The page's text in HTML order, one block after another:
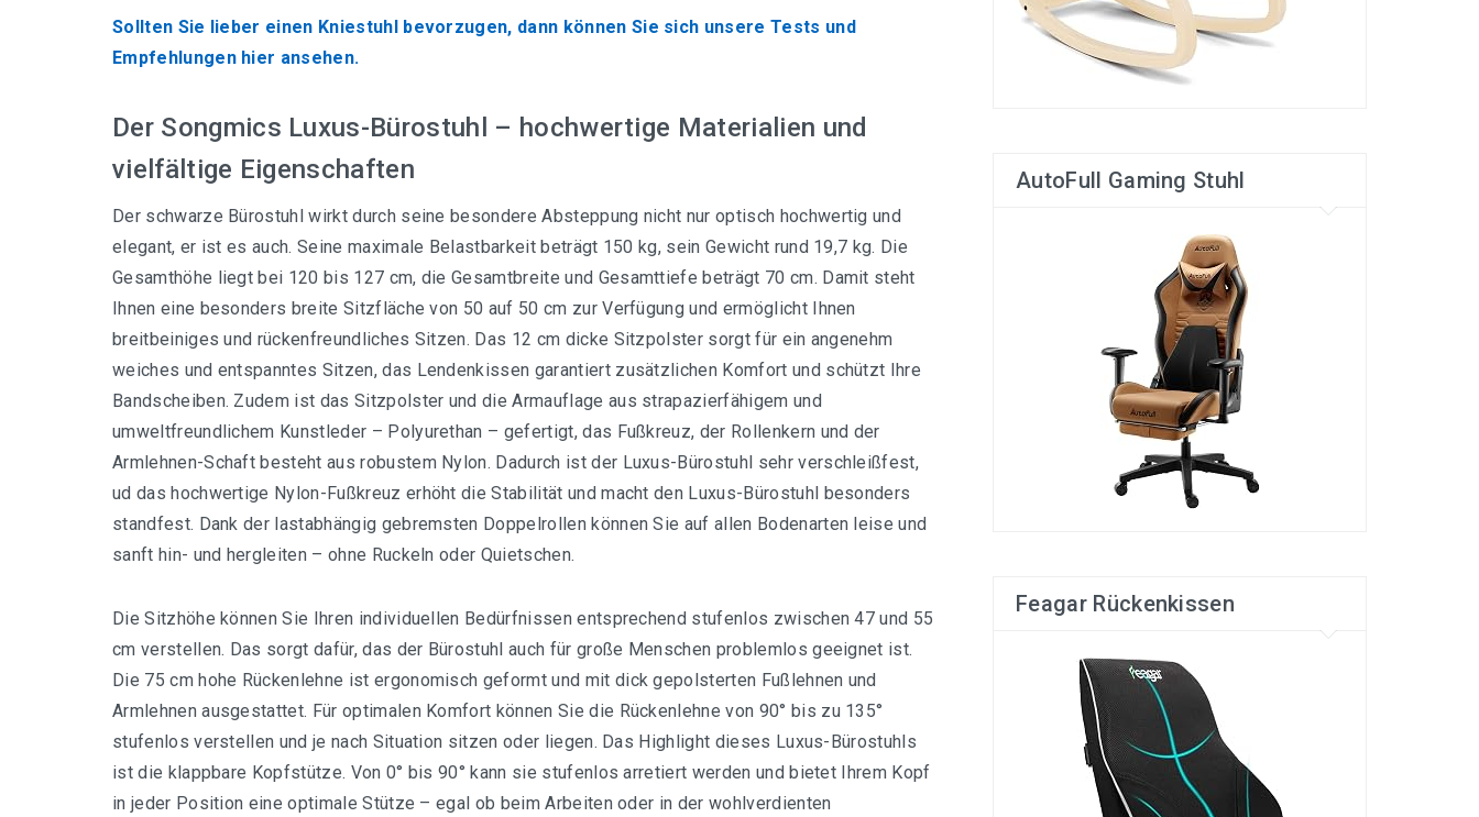
Sollten Sie lieber einen Kniestuhl bevorzugen, dann können Sie sich unsere Tests und
Empfehlungen hier ansehen.
Der Songmics Luxus-Bürostuhl – hochwertige Materialien und
vielfältige Eigenschaften
Der schwarze Bürostuhl wirkt durch seine besondere Absteppung nicht nur optisch hochwertig und
elegant, er ist es auch. Seine maximale Belastbarkeit beträgt 150 kg, sein Gewicht rund 19,7 kg. Die
Gesamthöhe liegt bei 120 bis 127 cm, die Gesamtbreite und Gesamttiefe beträgt 70 cm. Damit steht
Ihnen eine besonders breite Sitzfläche von 50 auf 50 cm zur Verfügung und ermöglicht Ihnen
breitbeiniges und rückenfreundliches Sitzen. Das 12 cm dicke Sitzpolster sorgt für ein angenehm
weiches und entspanntes Sitzen, das Lendenkissen garantiert zusätzlichen Komfort und schützt Ihre
Bandscheiben. Zudem ist das Sitzpolster und die Armauflage aus strapazierfähigem und
umweltfreundlichem Kunstleder – Polyurethan – gefertigt, das Fußkreuz, der Rollenkern und der
Armlehnen-Schaft besteht aus robustem Nylon. Dadurch ist der Luxus-Bürostuhl sehr verschleißfest,
ud das hochwertige Nylon-Fußkreuz erhöht die Stabilität und macht den Luxus-Bürostuhl besonders
standfest. Dank der lastabhängig gebremsten Doppelrollen können Sie auf allen Bodenarten leise und
sanft hin- und hergleiten – ohne Ruckeln oder Quietschen.
Die Sitzhöhe können Sie Ihren individuellen Bedürfnissen entsprechend stufenlos zwischen 47 und 55
cm verstellen. Das sorgt dafür, das der Bürostuhl auch für große Menschen problemlos geeignet ist.
Die 75 cm hohe Rückenlehne ist ergonomisch geformt und mit dick gepolsterten Fußlehnen und
Armlehnen ausgestattet. Für optimalen Komfort können Sie die Rückenlehne von 90° bis zu 135°
stufenlos verstellen und je nach Situation sitzen oder liegen. Das Highlight dieses Luxus-Bürostuhls
ist die klappbare Kopfstütze. Von 0° bis 90° kann sie stufenlos arretiert werden und bietet Ihrem Kopf
in jeder Position eine optimale Stütze – egal ob beim Arbeiten oder in der wohlverdienten
AutoFull Gaming Stuhl
Feagar Rückenkissen